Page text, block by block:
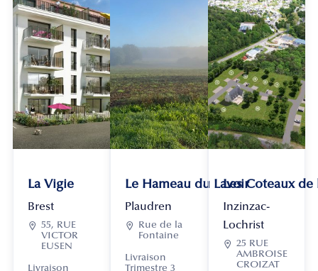
La Vigie
Brest
 55, RUE
VICTOR
EUSEN
Livraison
Le Hameau du Lavoir
Plaudren

Rue de la
Fontaine
Livraison
Trimestre 3
Les Coteaux
Inzinzac-
Lochrist
 25 RUE
AMBROISE
CROIZAT